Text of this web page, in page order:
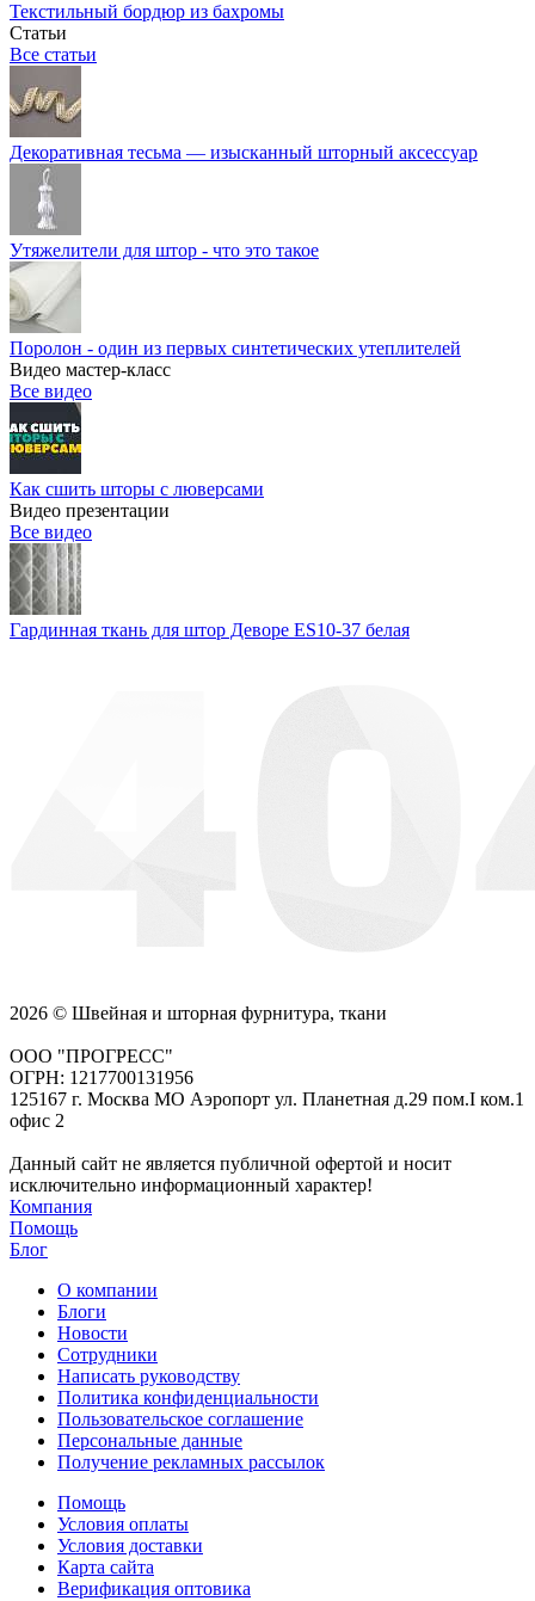
Текстильный бордюр из бахромы
Статьи
Все статьи
Декоративная тесьма — изысканный шторный аксессуар
Утяжелители для штор - что это такое
Поролон - один из первых синтетических утеплителей
Видео мастер-класс
Все видео
Как сшить шторы с люверсами
Видео презентации
Все видео
Гардинная ткань для штор Деворе ES10-37 белая
2026 © Швейная и шторная фурнитура, ткани
ООО "ПРОГРЕСС"
ОГРН: 1217700131956
125167 г. Москва МО Аэропорт ул. Планетная д.29 пом.I ком.1
офис 2
Данный сайт не является публичной офертой и носит
исключительно информационный характер!
Компания
Помощь
Блог
О компании
Блоги
Новости
Сотрудники
Написать руководству
Политика конфиденциальности
Пользовательское соглашение
Персональные данные
Получение рекламных рассылок
Помощь
Условия оплаты
Условия доставки
Карта сайта
Верификация оптовика